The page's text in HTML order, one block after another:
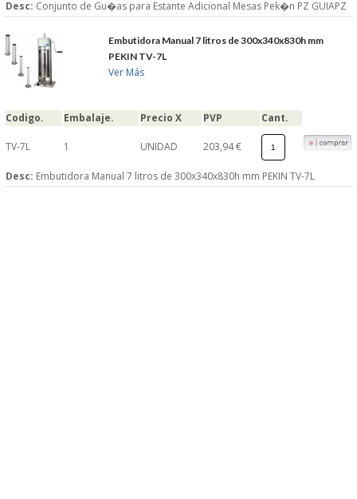
Desc: Conjunto de Gu�as para Estante Adicional Mesas Pek�n PZ GUIAPZ
Embutidora Manual 7 litros de 300x340x830h mm
PEKIN TV-7L
Ver Más
Codigo. Embalaje. Precio X PVP Cant.
TV-7L 1 UNIDAD 203,94 €
Desc: Embutidora Manual 7 litros de 300x340x830h mm PEKIN TV-7L